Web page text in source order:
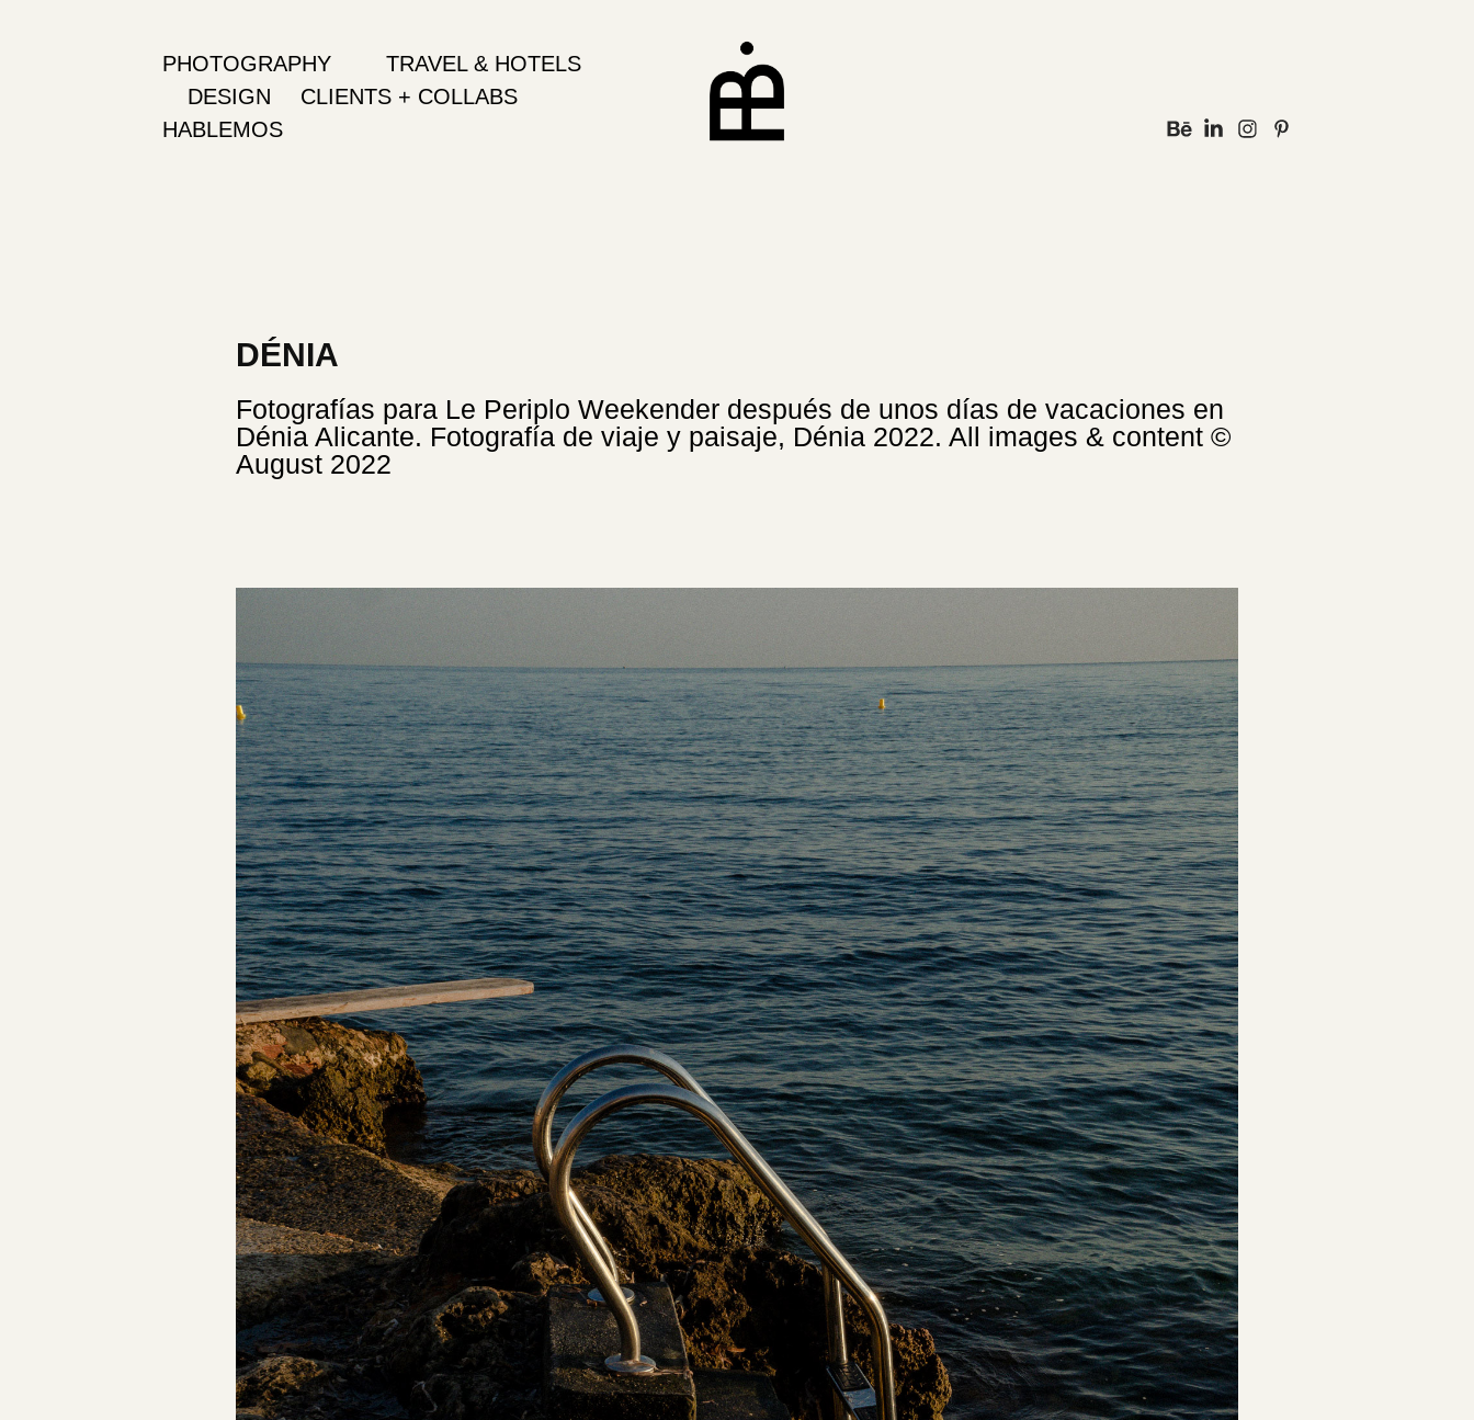
PHOTOGRAPHY
TRAVEL & HOTELS
DESIGN
CLIENTS + COLLABS
HABLEMOS
DÉNIA
Fotografías para Le Periplo Weekender después de unos días de vacaciones en
Dénia Alicante. Fotografía de viaje y paisaje, Dénia 2022. All images & content ©
August 2022